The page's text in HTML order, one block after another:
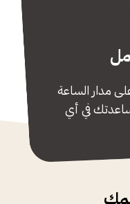
مدار الساعة
في أي